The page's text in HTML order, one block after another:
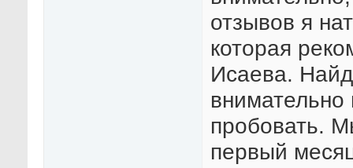
отзывов я
которая
Исаева.
пробовать.
первый